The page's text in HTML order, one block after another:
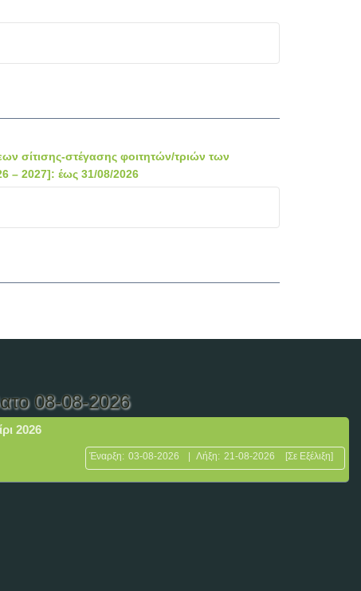
στέγασης φοιτητών/τριών των
– 2027]: έως 31/08/2026
08-08-2026
2026
Έναρξη: 03-08-2026 Λήξη: 21-08-2026 [Σε Εξέλιξη]